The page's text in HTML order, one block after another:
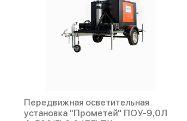
Передвижная осветительная
установка "Прометей" ПОУ-9,0Л